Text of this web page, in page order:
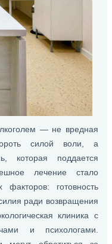
— не вредная
силой воли, а
которая поддается
лечение стало
готовность
ради возвращения
клиника с
и психологами.